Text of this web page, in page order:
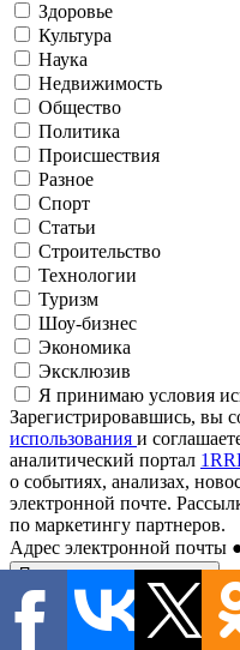
Здоровье
Культура
Наука
Недвижимость
Общество
Политика
Происшествия
Разное
Спорт
Статьи
Строительство
Технологии
Туризм
Шоу-бизнес
Экономика
Эксклюзив
Я принимаю условия
Зарегистрировавшись, вы
использования и
аналитический портал
о событиях, анализах,
электронной почте.
по маркетингу партнеров.
Адрес электронной почты
Подписаться на рассылку